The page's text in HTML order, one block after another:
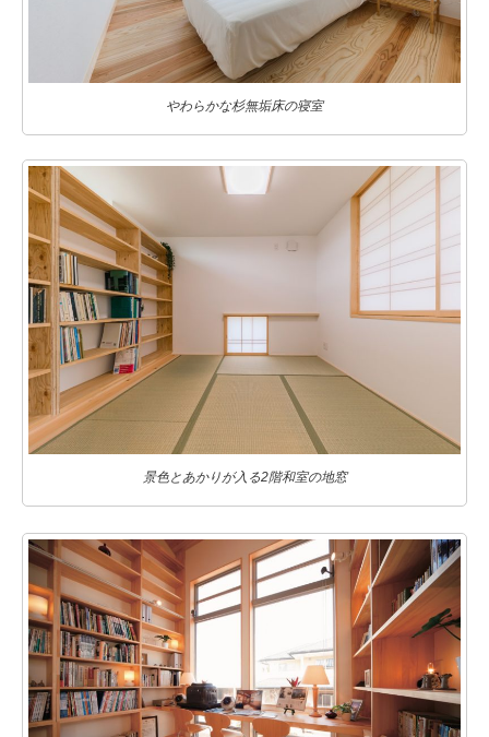
やわらかな杉無垢床の寝室
景色とあかりが入る2階和室の地窓